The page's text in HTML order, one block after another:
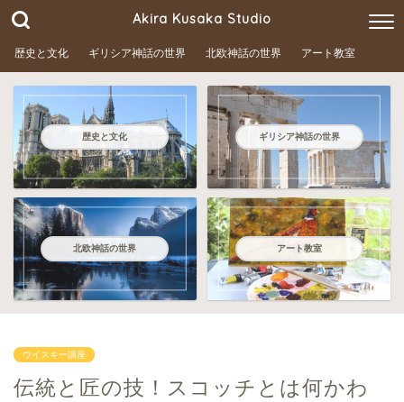
Akira Kusaka Studio
歴史と文化 ギリシア神話の世界 北欧神話の世界 アート教室
歴史と文化 ギリシア神話の世界
北欧神話の世界 アート教室
ウイスキー講座
伝統と匠の技！スコッチとは何かわ